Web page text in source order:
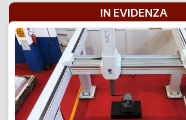
IN EVIDENZA